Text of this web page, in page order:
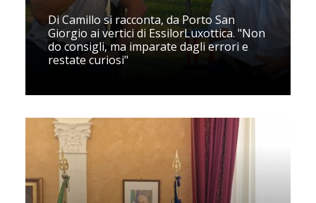
Di Camillo si racconta, da Porto San
Giorgio ai vertici di EssilorLuxottica. "Non
do consigli, ma imparate dagli errori e
restate curiosi"